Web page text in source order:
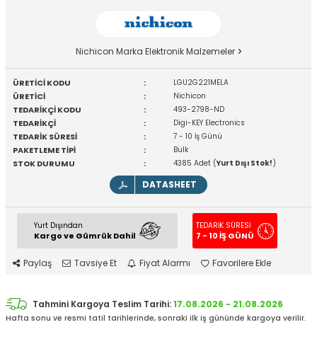
Nichicon Marka Elektronik Malzemeler
ÜRETİCİ KODU : LGU2G221MELA
ÜRETİCİ : Nichicon
TEDARİKÇİ KODU : 493-2798-ND
TEDARİKÇİ : Digi-KEY Electronics
TEDARİK SÜRESİ : 7 - 10 İş Günü
PAKETLEME TİPİ : Bulk
STOK DURUMU : 4385 Adet (Yurt Dışı Stok!)
DATASHEET
Yurt Dışından
Kargo ve Gümrük Dahil
TEDARİK SÜRESİ
7 - 10 İŞ GÜNÜ
Paylaş Tavsiye Et Fiyat Alarmı Favorilere Ekle
Tahmini Kargoya Teslim Tarihi:17.08.2026 - 21.08.2026
Hafta sonu ve resmi tatil tarihlerinde, sonraki ilk iş gününde kargoya verilir.